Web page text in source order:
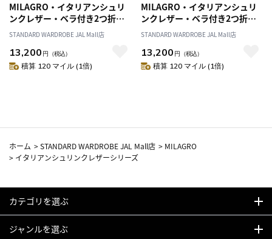
MILAGRO・イタリアンシュリ
ンクレザー・ベラ付き2つ折り
財布・ネイビー
STANDARD WARDROBE JAL Mall店
13,200 円 （税込）
積算 120 マイル (1倍)
MILAGRO・イタリアンシュリ
ンクレザー・ベラ付き2つ折り
財布・オリーブ
STANDARD WARDROBE JAL Mall店
13,200 円 （税込）
積算 120 マイル (1倍)
ホーム >STANDARD WARDROBE JAL Mall店 > MILAGRO
> イタリアンシュリンクレザーシリーズ
カテゴリを選ぶ
ジャンルを選ぶ